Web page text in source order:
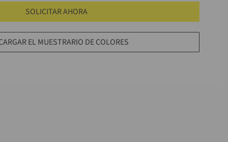
SOLICITAR AHORA
EL MUESTRARIO DE COLORES